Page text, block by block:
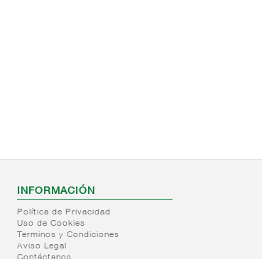
INFORMACIÓN
Política de Privacidad
Uso de Cookies
Terminos y Condiciones
Aviso Legal